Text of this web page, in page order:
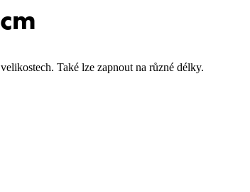
Také lze zapnout na různé délky.